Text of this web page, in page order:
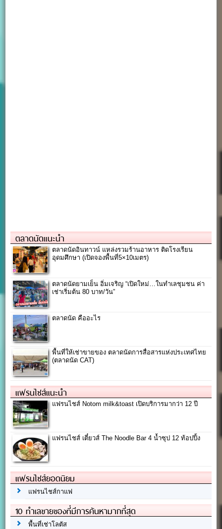
ตลาดนัดแนะนำ
ตลาดนัดอินทาวน์ แหล่งรวมร้านอาหาร ติดโรงเรียน
อุดมศึกษา (เปิดจองพื้นที่5×10เมตร)
ตลาดนัดยามเย็น อิ่มเจริญ “เปิดใหม่…ในทำเลชุมชน ค่า
เช่าเริ่มต้น 80 บาท/วัน”
ตลาดนัด คืออะไร
พื้นที่ให้เช่าขายของ ตลาดนัดการสื่อสารแห่งประเทศไทย
(ตลาดนัด CAT)
แฟรนไชส์แนะนำ
แฟรนไชส์ Notom milk&toast เปิดบริการมากว่า 12 ปี
แฟรนไชส์ เตี๋ยวส์ The Noodle Bar 4 น้ำซุป 12 ท้อปปิ้ง
แฟรนไชส์ยอดนิยม
แฟรนไชส์กาแฟ
10 ทำเลขายของที่มีการค้นหามากที่สุด
พื้นที่เช่าโลตัส